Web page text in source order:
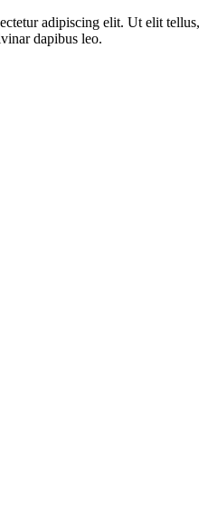
adipiscing elit. Ut elit tellus,
dapibus leo.